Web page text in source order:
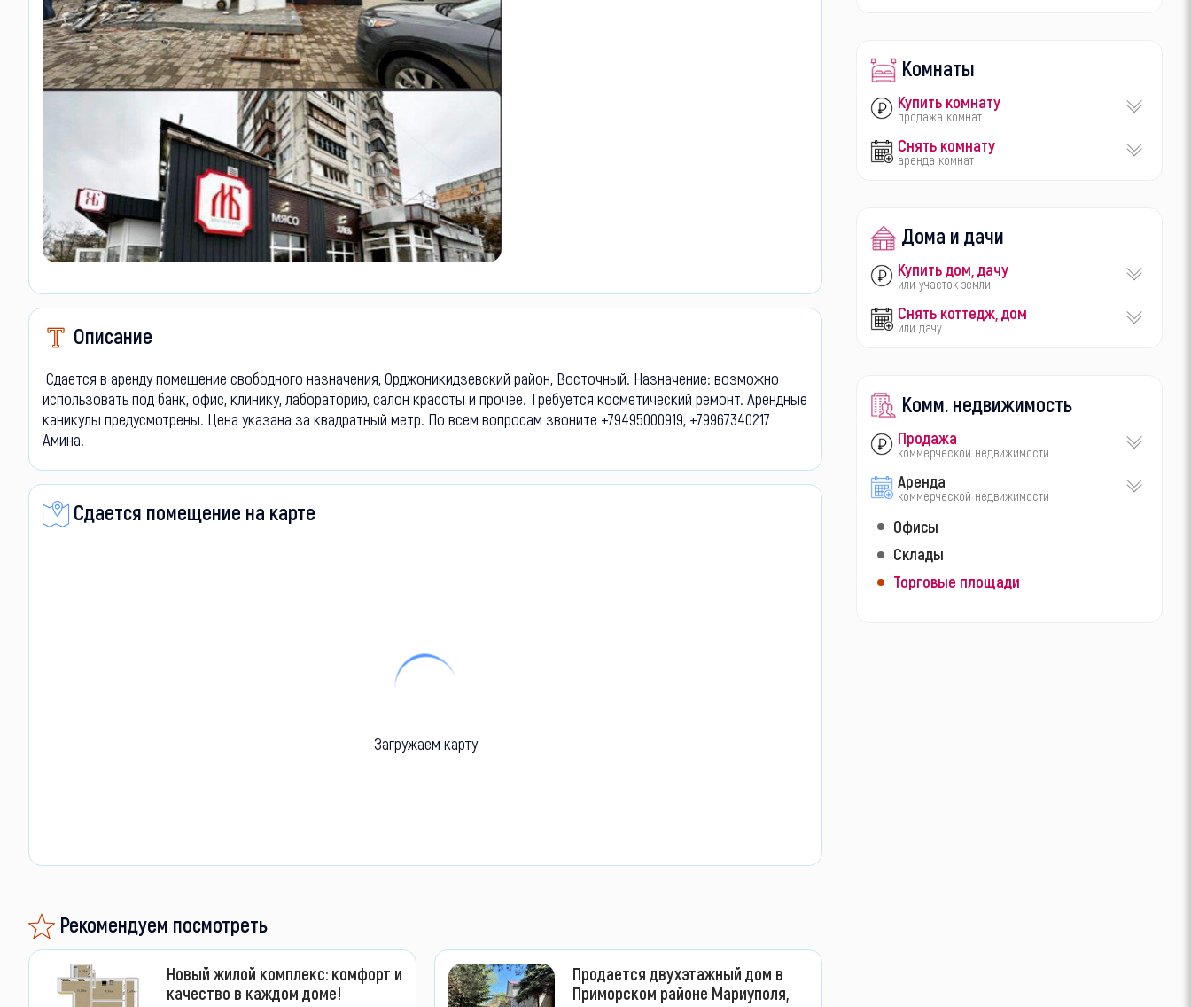
Описание
Сдается в аренду помещение свободного назначения, Орджоникидзевский район, Восточный. Назначение: возможно
использовать под банк, офис, клинику, лабораторию, салон красоты и прочее. Требуется косметический ремонт. Арендные
каникулы предусмотрены. Цена указана за квадратный метр. По всем вопросам звоните +79495000919, +79967340217
Амина.
Сдается помещение на карте
Загружаем карту
Рекомендуем посмотреть
Новый жилой комплекс: комфорт и
качество в каждом доме!
Продается двухэтажный дом в
Приморском районе Мариуполя,
Комнаты
Купить комнату
продажа комнат
Снять комнату
аренда комнат
Дома и дачи
Купить дом, дачу
или участок земли
Снять коттедж, дом
или дачу
Комм. недвижимость
Продажа
коммерческой недвижимости
Аренда
коммерческой недвижимости
Офисы
Склады
Торговые площади